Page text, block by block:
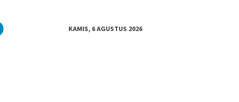
KAMIS, 6 AGUSTUS 2026